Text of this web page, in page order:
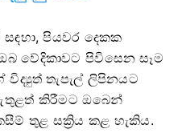
පියවර දෙකක
වේදිකාවට පිවිසෙන සෑම
තැපැල් ලිපිනයට
කිරීමට ඔබෙන්
තුළ සක්‍රිය කළ හැකිය.